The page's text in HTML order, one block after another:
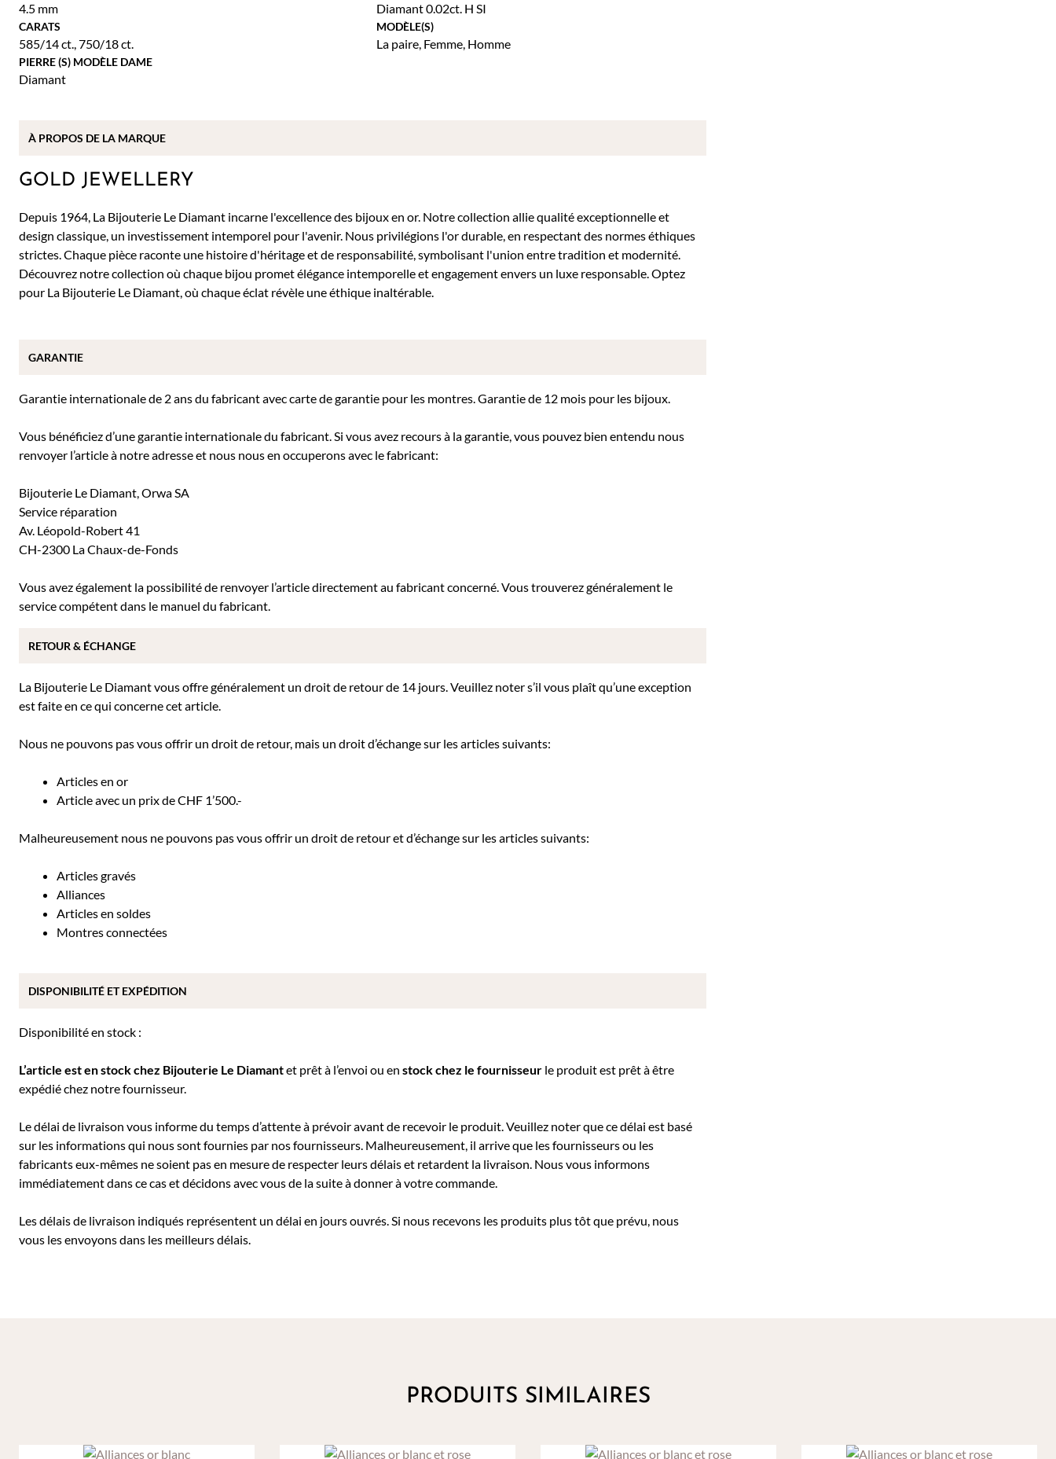
4.5 mm Diamant 0.02ct. H SI
CARATS
585/14 ct.,750/18 ct.
MODÈLE(S)
La paire, Femme, Homme
PIERRE (S) MODÈLE DAME
Diamant
GOLD JEWELLERY
Depuis 1964, La Bijouterie Le Diamant incarne l'excellence des bijoux en or. Notre collection allie qualité exceptionnelle et
design classique, un investissement intemporel pour l'avenir. Nous privilégions l'or durable, en respectant des normes éthiques
strictes. Chaque pièce raconte une histoire d'héritage et de responsabilité, symbolisant l'union entre tradition et modernité.
Découvrez notre collection où chaque bijou promet élégance intemporelle et engagement envers un luxe responsable. Optez
pour La Bijouterie Le Diamant, où chaque éclat révèle une éthique inaltérable.
Garantie internationale de 2 ans du fabricant avec carte de garantie pour les montres. Garantie de 12 mois pour les bijoux.
Vous bénéficiez d’une garantie internationale du fabricant. Si vous avez recours à la garantie, vous pouvez bien entendu nous
renvoyer l’article à notre adresse et nous nous en occuperons avec le fabricant:
Bijouterie Le Diamant, Orwa SA
Service réparation
Av. Léopold-Robert 41
CH-2300 La Chaux-de-Fonds
Vous avez également la possibilité de renvoyer l’article directement au fabricant concerné. Vous trouverez généralement le
service compétent dans le manuel du fabricant.
La Bijouterie Le Diamant vous offre généralement un droit de retour de 14 jours. Veuillez noter s’il vous plaît qu’une exception
est faite en ce qui concerne cet article.
Nous ne pouvons pas vous offrir un droit de retour, mais un droit d’échange sur les articles suivants:
Articles en or
Article avec un prix de CHF 1’500.-
Malheureusement nous ne pouvons pas vous offrir un droit de retour et d’échange sur les articles suivants:
Articles gravés
Alliances
Articles en soldes
Montres connectées
Disponibilité en stock :
L’article est en stock chez Bijouterie Le Diamantet prêt à l’envoi ou en stock chez le fournisseur le produit est prêt à être
expédié chez notre fournisseur.
Le délai de livraison vous informe du temps d’attente à prévoir avant de recevoir le produit. Veuillez noter que ce délai est basé
sur les informations qui nous sont fournies par nos fournisseurs. Malheureusement, il arrive que les fournisseurs ou les
fabricants eux-mêmes ne soient pas en mesure de respecter leurs délais et retardent la livraison. Nous vous informons
immédiatement dans ce cas et décidons avec vous de la suite à donner à votre commande.
Les délais de livraison indiqués représentent un délai en jours ouvrés. Si nous recevons les produits plus tôt que prévu, nous
vous les envoyons dans les meilleurs délais.
À PROPOS DE LA MARQUE
GARANTIE
RETOUR & ÉCHANGE
DISPONIBILITÉ ET EXPÉDITION
PRODUITS SIMILAIRES